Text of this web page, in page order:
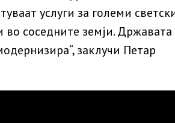
услуги за големи
соседните земји. Државата
заклучи Петар